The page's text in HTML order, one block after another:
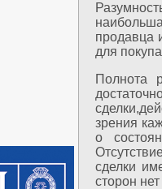
продавца
для
Полнота
зрения
о
сделки
сторон